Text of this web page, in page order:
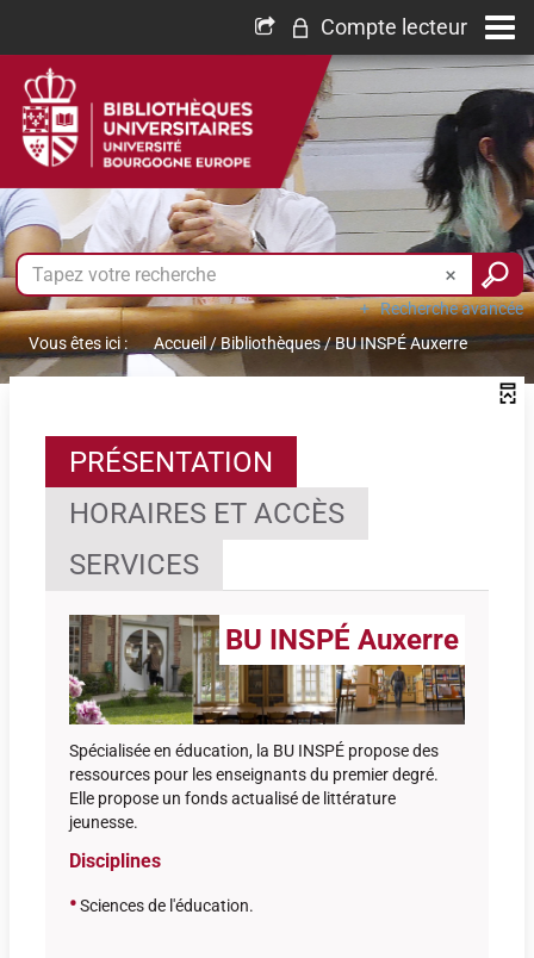
Compte lecteur
Recherche avancée
Vous êtes ici :
Accueil /Bibliothèques/BU INSPÉ Auxerre
PRÉSENTATION
HORAIRES ET ACCÈS
SERVICES
BU INSPÉ Auxerre
Spécialisée en éducation, la BU INSPÉ propose des
ressources pour les enseignants du premier degré.
Elle propose un fonds actualisé de littérature
jeunesse.
Disciplines
•Sciences de l'éducation.